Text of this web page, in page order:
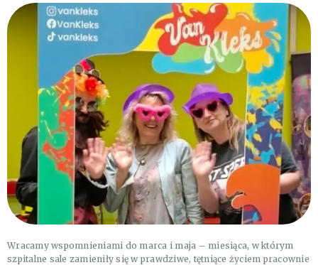
Wracamy wspomnieniami do marca i maja – miesiąca, w którym
szpitalne sale zamieniły się w prawdziwe, tętniące życiem pracownie